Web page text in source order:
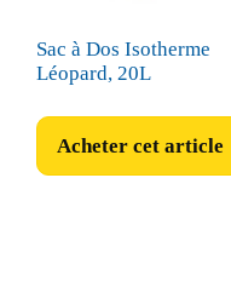
Sac à Dos Isotherme
Léopard, 20L
Acheter cet article